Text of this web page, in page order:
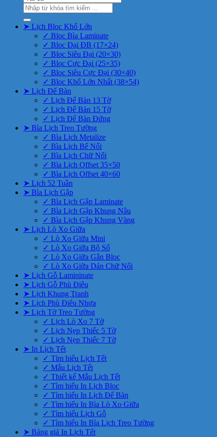
Tìm
kiếm:
➤ Lịch Bloc Khổ Lớn
✓ Bloc Bìa Laminate
✓ Bloc Đại ĐB (17×24)
✓ Bloc Siêu Đại (20×30)
✓ Bloc Cực Đại (25×35)
✓ Bloc Siêu Cực Đại (30×40)
✓ Bloc Khổ Lớn Nhất (38×54)
➤ Lịch Để Bàn
✓ Lịch Để Bàn 13 Tờ
✓ Lịch Để Bàn 15 Tờ
✓ Lịch Để Bàn Đứng
➤ Bìa Lịch Treo Tường
✓ Bìa Lịch Metalize
✓ Bìa Lịch Bế Nổi
✓ Bìa Lịch Chữ Nổi
✓ Bìa Lịch Offset 35×50
✓ Bìa Lịch Offset 40×60
➤ Lịch 52 Tuần
➤ Bìa Lịch Gập
✓ Bìa Lịch Gập Laminate
✓ Bìa Lịch Gập Khung Nâu
✓ Bìa Lịch Gập Khung Vàng
➤ Lịch Lò Xo Giữa
✓ Lò Xo Giữa Mini
✓ Lò Xo Giữa Bộ Số
✓ Lò Xo Giữa Gắn Bloc
✓ Lò Xo Giữa Dán Chữ Nổi
➤ Lịch Gỗ Lamininate
➤ Lịch Gỗ Phù Điêu
➤ Lịch Khung Tranh
➤ Lịch Phù Điêu Nhựa
➤ Lịch Tờ Treo Tường
✓ Lịch Lò Xo 7 Tờ
✓ Lịch Nẹp Thiếc 5 Tờ
✓ Lịch Nẹp Thiếc 7 Tờ
➤ In Lịch Tết
✓ Tìm hiểu Lịch Tết
✓ Mẫu Lịch Tết
✓ Thiết kế Mẫu Lịch Tết
✓ Tìm hiểu In Lịch Bloc
✓ Tìm hiểu In Lịch Để Bàn
✓ Tìm hiểu In Bìa Lò Xo Giữa
✓ Tìm hiểu Lịch Gỗ
✓ Tìm hiểu In Bìa Lịch Treo Tường
➤ Bảng giá In Lịch Tết